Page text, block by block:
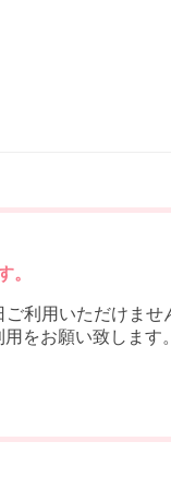
。
ご利用いただけませ
をお願い致します